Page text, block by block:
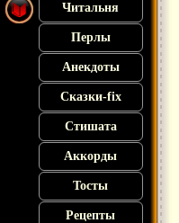
Читальня
Перлы
Анекдоты
Сказки-fix
Стишата
Аккорды
Тосты
Рецепты